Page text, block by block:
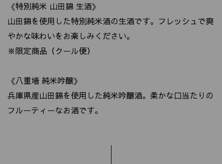
《特別純米 山田錦 生酒》
山田錦を使用した特別純米酒の生酒です。フレッシュで爽
やかな味わいをお楽しみください。
※限定商品（クール便）
《八重墻 純米吟醸》
兵庫県産山田錦を使用した純米吟醸酒。柔かな口当たりの
フルーティーなお酒です。